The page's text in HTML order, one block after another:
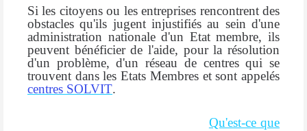
Si les citoyens ou les entreprises rencontrent des
obstacles qu'ils jugent injustifiés au sein d'une
administration nationale d'un Etat membre, ils
peuvent bénéficier de l'aide, pour la résolution
d'un problème, d'un réseau de centres qui se
trouvent dans les Etats Membres et sont appelés
centres SOLVIT.
Qu'est-ce que